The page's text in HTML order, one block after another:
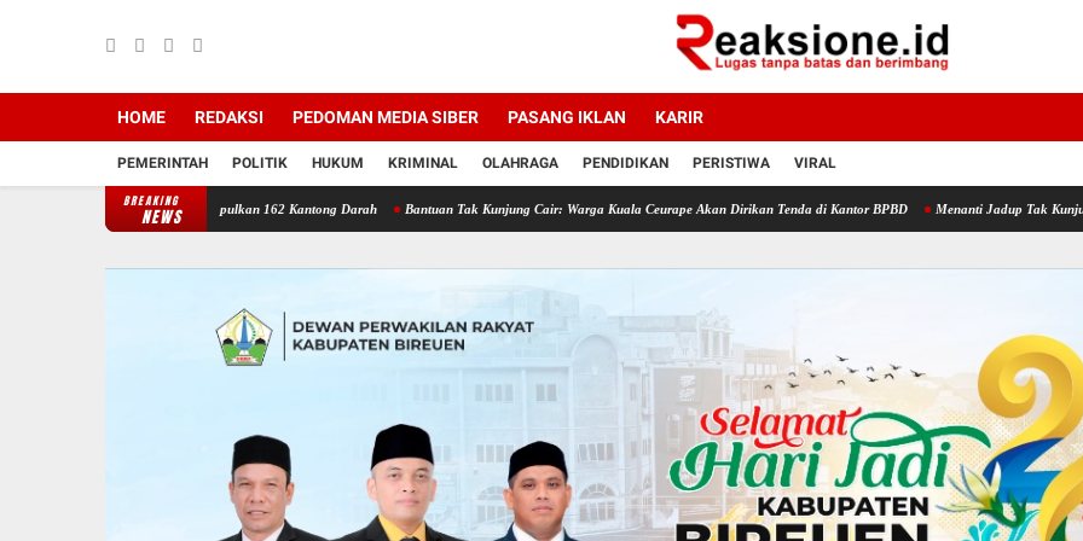
HOME REDAKSI PEDOMAN MEDIA SIBER PASANG IKLAN KARIR
PEMERINTAH POLITIK HUKUM KRIMINAL OLAHRAGA PENDIDIKAN PERISTIWA VIRAL
BREAKING
NEWS
Bireuen Berhasil Kumpulkan 162 Kantong Darah Bantuan Tak Kunjung Cair: Warga Kuala Ceurape Akan Dirikan Tenda di Kantor BPBD Menanti Jadup Tak Kunjung Cair,